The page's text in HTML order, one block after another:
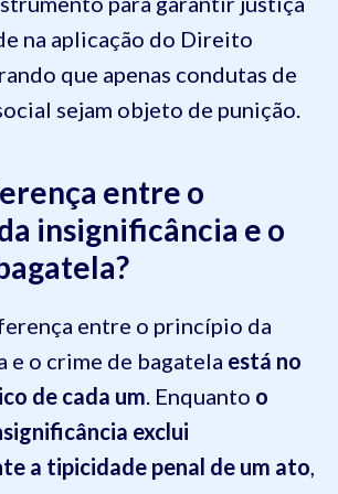
na aplicação do Direito
que apenas condutas de
sejam objeto de punição.
entre o
insignificância e o
entre o princípio da
e o crime de bagatela está no
de cada um . Enquanto o
exclui
a tipicidade penal de um ato